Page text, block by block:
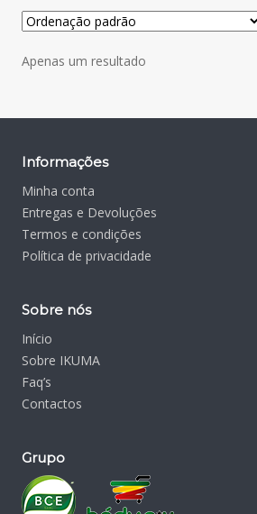
Apenas um resultado
Informações
Minha conta
Entregas e Devoluções
Termos e condições
Política de privacidade
Sobre nós
Início
Sobre IKUMA
Faq’s
Contactos
Grupo